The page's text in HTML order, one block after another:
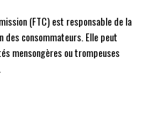
(FTC) est responsable de la
consommateurs. Elle peut
mensongères ou trompeuses